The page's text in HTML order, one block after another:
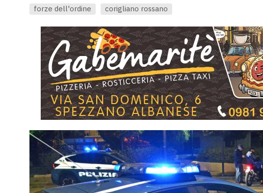
forze dell'ordine corigliano rossano